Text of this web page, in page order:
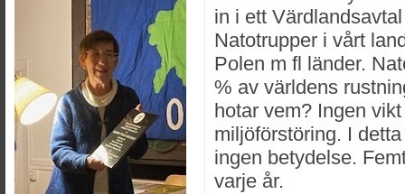
in i ett
Natotrupper i vårt
Polen m fl länder.
% av världens
hotar vem? Ingen
miljöförstöring. I
ingen betydelse.
varje år.